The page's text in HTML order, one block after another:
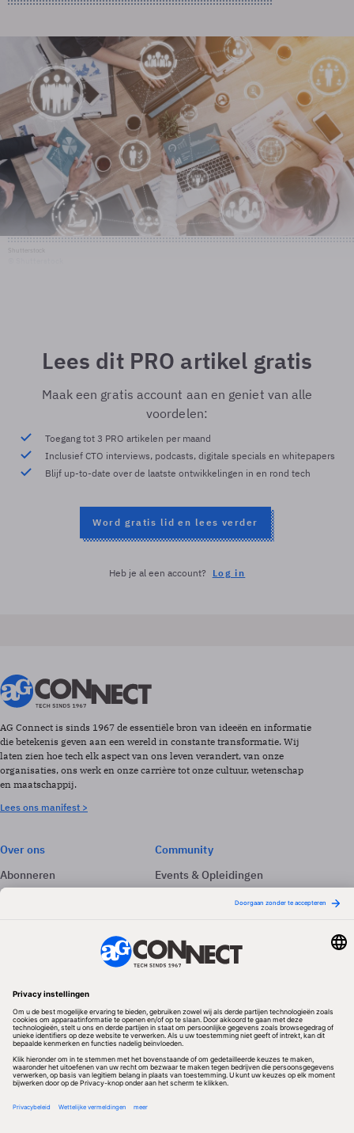
Lees dit PRO artikel gratis
Maak een gratis account aan en geniet van alle
voordelen:
Toegang tot 3 PRO artikelen per maand
Inclusief CTO interviews, podcasts, digitale specials en whitepapers
Blijf up-to-date over de laatste ontwikkelingen in en rond tech
Word gratis lid en lees verder
Heb je al een account? Log in
AG Connect is sinds 1967 de essentiële bron van ideeën en informatie
die betekenis geven aan een wereld in constante transformatie. Wij
laten zien hoe tech elk aspect van ons leven verandert, van onze
organisaties, ons werk en onze carrière tot onze cultuur, wetenschap
en maatschappij.
Lees ons manifest >
Over ons
Abonneren
Adverteren
Community
Events & Opleidingen
Nieuwsbrieven
Volg ons
Redactionele partner